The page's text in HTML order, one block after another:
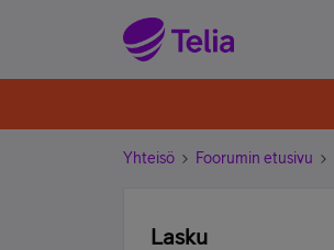
Yhteisö Foorumin etusivu
Lasku